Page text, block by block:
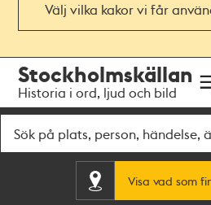
Välj vilka kakor vi får
navigationen
huvudinnehållet
Stockholmskällan
Historia i ord, ljud och bild
Visa vad som